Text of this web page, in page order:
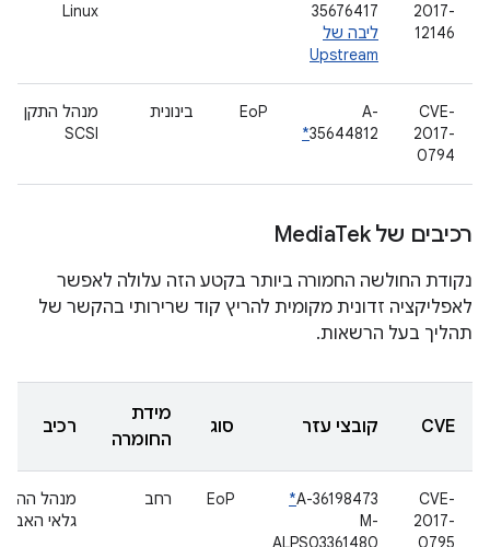
2017-
12146
35676417
ליבה של
Upstream
Linux
CVE-
2017-
0794
A-
35644812
*
EoP בינונית
מנהל התקן
SCSI
רכיבים של MediaTek
נקודת החולשה החמורה ביותר בקטע הזה עלולה לאפשר
לאפליקציה זדונית מקומית להריץ קוד שרירותי בהקשר של
תהליך בעל הרשאות.
CVE קובצי עזר סוג
מידת
החומרה
רכיב
CVE-
2017-
0795
A-36198473
*
M-
ALPS03361480
EoP רחב
מנהל
גלאי